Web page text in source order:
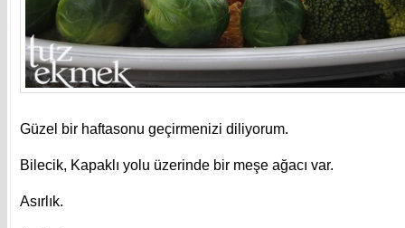
Güzel bir haftasonu geçirmenizi diliyorum.
Bilecik, Kapaklı yolu üzerinde bir meşe ağacı var.
Asırlık.